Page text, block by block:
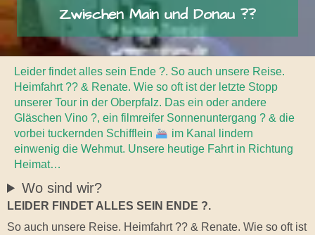
Zwischen Main und Donau ??
Leider findet alles sein Ende ?. So auch unsere Reise.
Heimfahrt ?? & Renate. Wie so oft ist der letzte Stopp
unserer Tour in der Oberpfalz. Das ein oder andere
Gläschen Vino ?, ein filmreifer Sonnenuntergang ? & die
vorbei tuckernden Schifflein
im Kanal lindern
einwenig die Wehmut. Unsere heutige Fahrt in Richtung
Heimat…
Wo sind wir?
LEIDER FINDET ALLES SEIN ENDE ?.
So auch unsere Reise. Heimfahrt ?? & Renate. Wie so oft ist